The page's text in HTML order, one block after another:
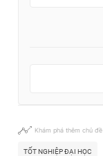
Khám phá thêm chủ đề
TỐT NGHIỆP ĐẠI HỌC